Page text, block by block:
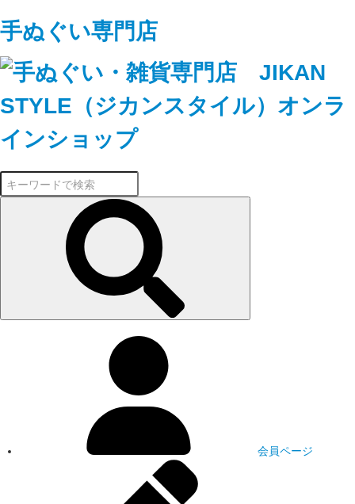
手ぬぐい専門店
会員ページ